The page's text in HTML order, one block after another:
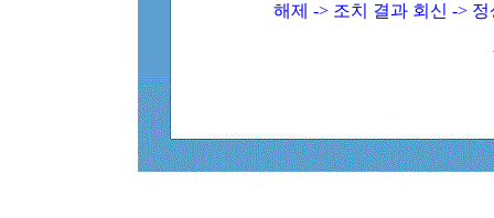
해제 -> 조치 결과 회신 ->